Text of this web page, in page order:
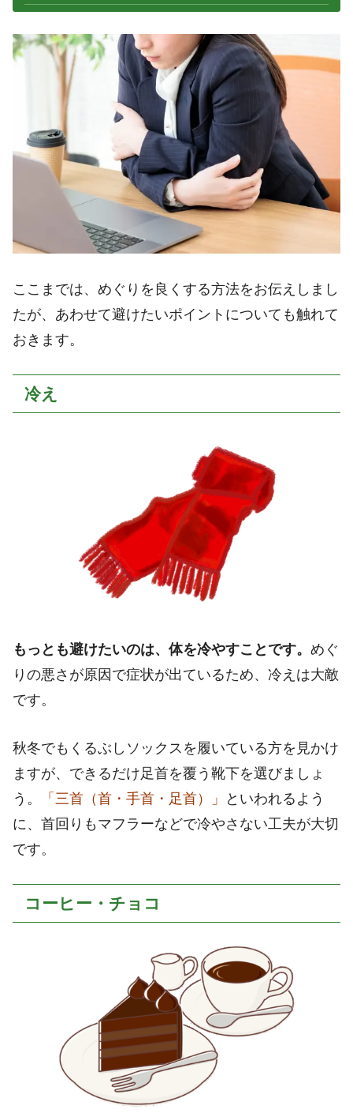
ここまでは、めぐりを良くする方法をお伝えしまし
たが、あわせて避けたいポイントについても触れて
おきます。
冷え
もっとも避けたいのは、体を冷やすことです。 めぐ
りの悪さが原因で症状が出ているため、冷えは大敵
です。
秋冬でもくるぶしソックスを履いている方を見かけ
ますが、できるだけ足首を覆う靴下を選びましょ
う。
「三首（首・手首・足首）」
といわれるよう
に、首回りもマフラーなどで冷やさない工夫が大切
です。
コーヒー・チョコ